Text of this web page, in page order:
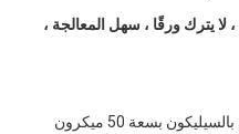
لا يترك ورقًا ، سهل المعالجة ،
دعامة من رقائق الألومنيوم المطلية بالسيليكون بسعة 50 ميكرون